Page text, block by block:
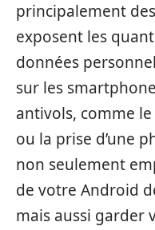
principalement
exposent les
données
sur les
antivols, comme
ou la prise d’une
non seulement
de votre Android
mais aussi garder